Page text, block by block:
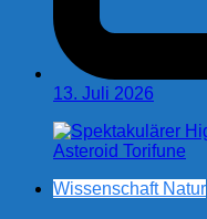
13. Juli 2026
Wissenschaft Natur